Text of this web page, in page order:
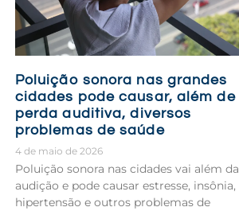
Poluição sonora nas grandes
cidades pode causar, além de
perda auditiva, diversos
problemas de saúde
4 de maio de 2026
Poluição sonora nas cidades vai além da
audição e pode causar estresse, insônia,
hipertensão e outros problemas de